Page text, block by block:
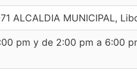
ALCALDIA MUNICIPAL,
pm y de 2:00 pm a 6:00